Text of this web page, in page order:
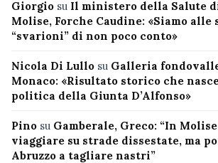
Giorgio su Il ministero della Salute
Molise, Forche Caudine: «Siamo alle
“svarioni” di non poco conto»
Nicola Di Lullo su Galleria
Monaco: «Risultato storico che
politica della Giunta D’Alfonso»
Pino su Gamberale, Greco: “In
viaggiare su strade dissestate, ma
Abruzzo a tagliare nastri”